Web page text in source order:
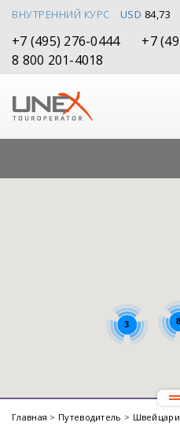
ВНУТРЕННИЙ КУРС USD 84,73
+7 (495) 276-0444
+7
8 800 201-4018
8
3
Главная > Путеводитель >